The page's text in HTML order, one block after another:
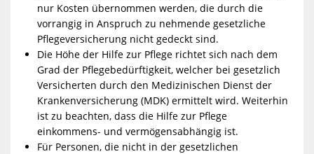
nur Kosten übernommen werden, die durch die
vorrangig in Anspruch zu nehmende gesetzliche
Pflegeversicherung nicht gedeckt sind.
Die Höhe der Hilfe zur Pflege richtet sich nach dem
Grad der Pflegebedürftigkeit, welcher bei gesetzlich
Versicherten durch den Medizinischen Dienst der
Krankenversicherung (MDK) ermittelt wird. Weiterhin
ist zu beachten, dass die Hilfe zur Pflege
einkommens- und vermögensabhängig ist.
Für Personen, die nicht in der gesetzlichen